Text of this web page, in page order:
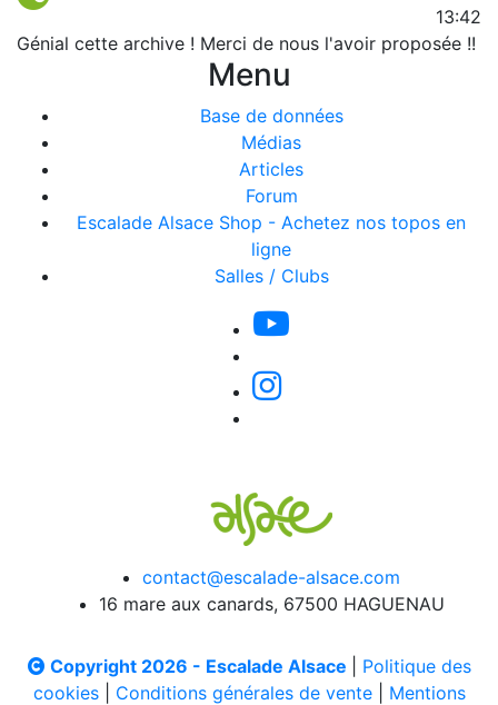
13:42
Génial cette archive ! Merci de nous l'avoir proposée !!
Menu
Base de données
Médias
Articles
Forum
Escalade Alsace Shop - Achetez nos topos en
ligne
Salles / Clubs
contact@escalade-alsace.com
16 mare aux canards, 67500 HAGUENAU
Copyright 2026 - Escalade Alsace
Politique des
cookies| Conditions générales de vente| Mentions